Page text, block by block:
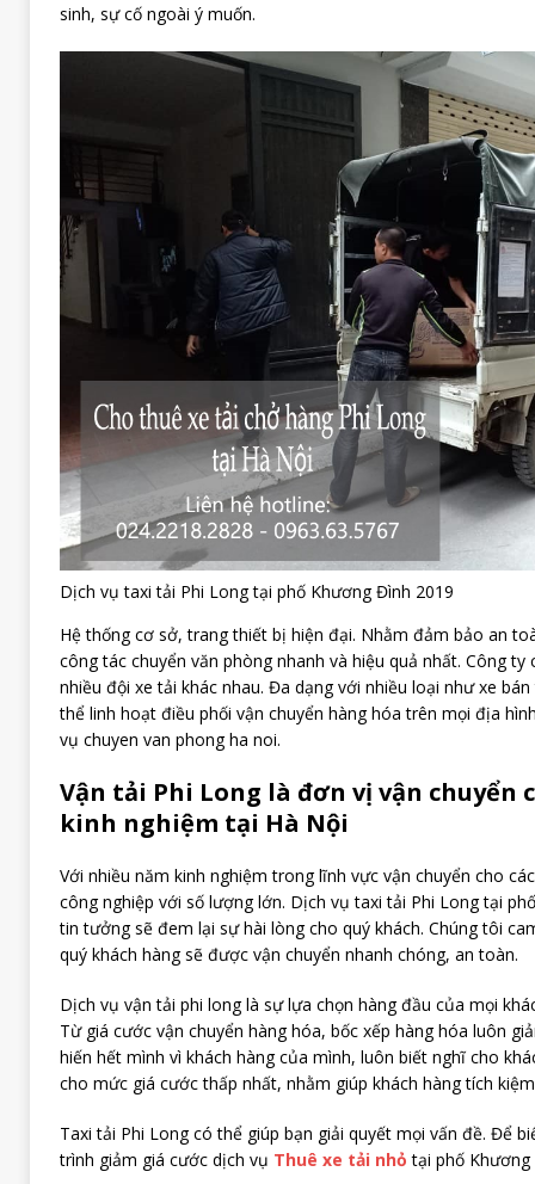
sinh, sự cố ngoài ý muốn.
Dịch vụ taxi tải Phi Long tại phố Khương Đình 2019
Hệ thống cơ sở, trang thiết bị hiện đại. Nhằm đảm bảo an
công tác chuyển văn phòng nhanh và hiệu quả nhất. Công
nhiều đội xe tải khác nhau. Đa dạng với nhiều loại như xe
thể linh hoạt điều phối vận chuyển hàng hóa trên mọi địa
vụ chuyen van phong ha noi.
Vận tải Phi Long là đơn vị vận chuyển
kinh nghiệm tại Hà Nội
Với nhiều năm kinh nghiệm trong lĩnh vực vận chuyển cho
công nghiệp với số lượng lớn. Dịch vụ taxi tải Phi Long tại
tin tưởng sẽ đem lại sự hài lòng cho quý khách. Chúng tôi
quý khách hàng sẽ được vận chuyển nhanh chóng, an toàn.
Dịch vụ vận tải phi long là sự lựa chọn hàng đầu của mọi
Từ giá cước vận chuyển hàng hóa, bốc xếp hàng hóa luôn
hiến hết mình vì khách hàng của mình, luôn biết nghĩ cho
cho mức giá cước thấp nhất, nhằm giúp khách hàng tích
Taxi tải Phi Long có thể giúp bạn giải quyết mọi vấn đề. Để
trình giảm giá cước dịch vụ Thuê xe tải nhỏ tại phố Khương